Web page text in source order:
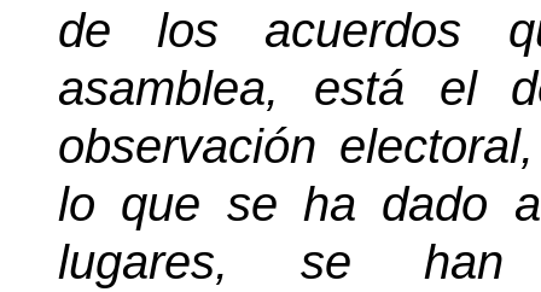
de los acuerdos
asamblea, está el
observación
lo que se ha dado
lugares, se han